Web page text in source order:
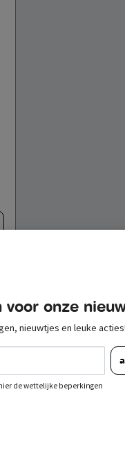
voor onze
nieuwtjes en leuke acties!
de wettelijke beperkingen